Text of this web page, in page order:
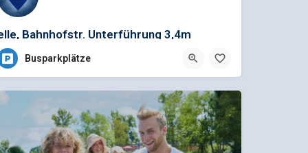
Bahnhofstr. Unterführung 3,4m
Busparkplätze